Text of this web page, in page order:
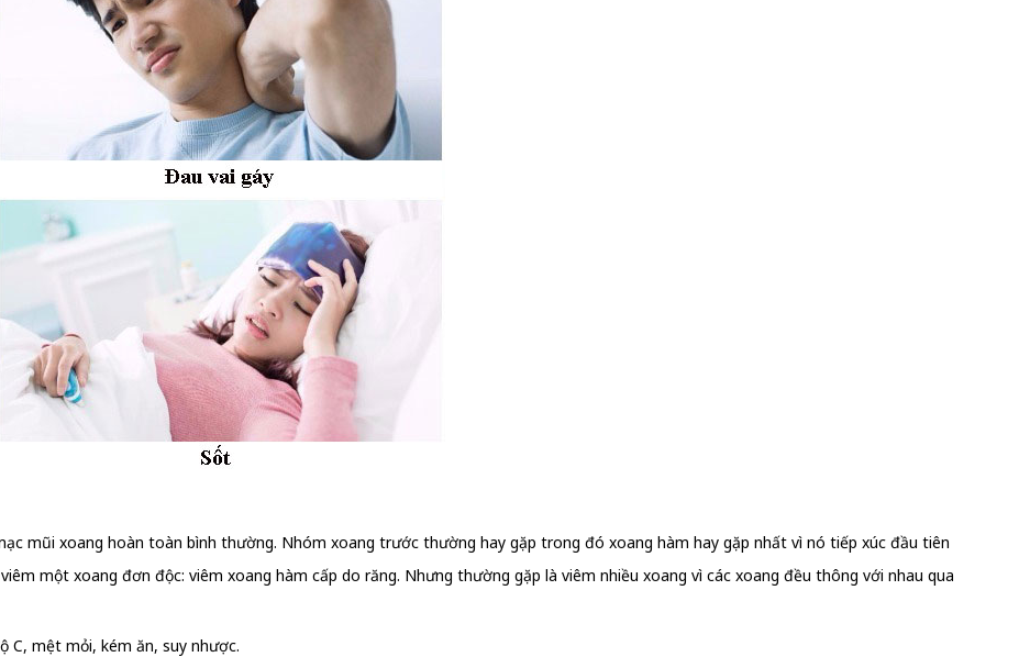
mũi xoang hoàn toàn bình thường. Nhóm xoang trước thường hay gặp trong đó xoang hàm hay gặp nhất vì nó tiếp xúc đầu tiên
một xoang đơn độc: viêm xoang hàm cấp do răng. Nhưng thường gặp là viêm nhiều xoang vì các xoang đều thông với nhau qua
C, mệt mỏi, kém ăn, suy nhược.